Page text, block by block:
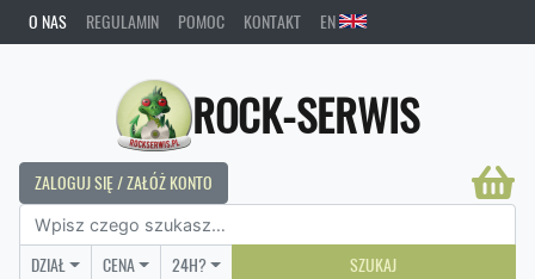
O NAS REGULAMIN POMOC KONTAKT EN
ROCK-SERWIS
ZALOGUJ SIĘ / ZAŁÓŻ KONTO
DZIAŁ CENA 24H? SZUKAJ